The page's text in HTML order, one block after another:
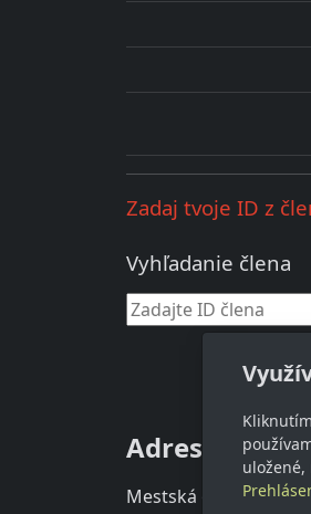
Zadaj tvoje ID z
Vyhľadanie člena
Adresa
Mestská organizácia